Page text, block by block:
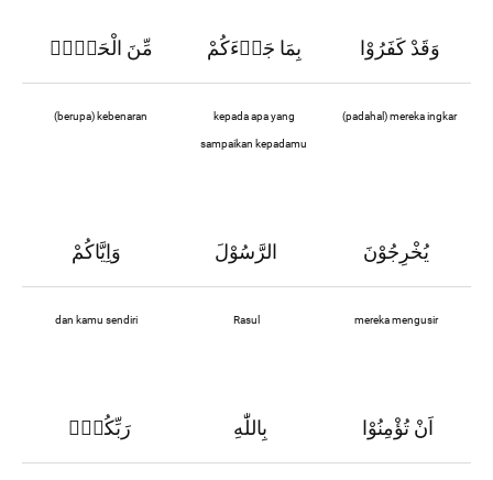
مِّنَ الْحَقِّۚ بِمَا جَاۤءَكُمْ وَقَدْ كَفَرُوْا
(berupa) kebenaran kepada apa yang
sampaikan kepadamu
(padahal) mereka ingkar
وَاِيَّاكُمْ الرَّسُوْلَ يُخْرِجُوْنَ
dan kamu sendiri Rasul mereka mengusir
رَبِّكُمْۗ بِاللّٰهِ اَنْ تُؤْمِنُوْا